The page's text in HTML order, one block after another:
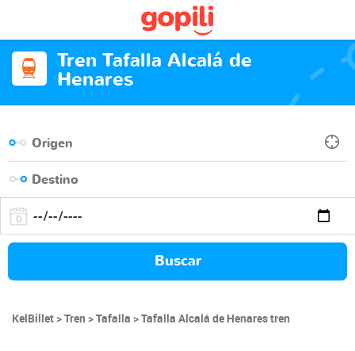
Tren Tafalla Alcalá de
Henares
Buscar
KelBillet Tren Tafalla Tafalla Alcalá de Henares tren